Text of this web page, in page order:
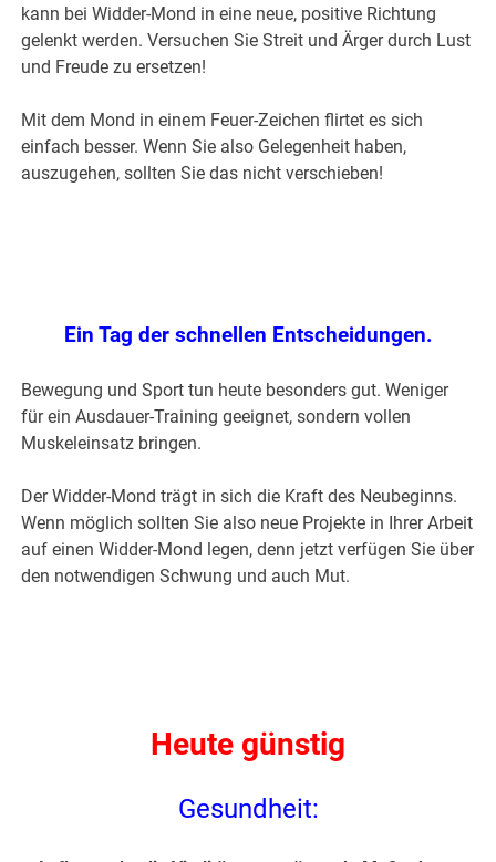
kann bei Widder-Mond in eine neue, positive Richtung
gelenkt werden. Versuchen Sie Streit und Ärger durch Lust
und Freude zu ersetzen!
Mit dem Mond in einem Feuer-Zeichen flirtet es sich
einfach besser. Wenn Sie also Gelegenheit haben,
auszugehen, sollten Sie das nicht verschieben!
Ein Tag der schnellen Entscheidungen.
Bewegung und Sport tun heute besonders gut. Weniger
für ein Ausdauer-Training geeignet, sondern vollen
Muskeleinsatz bringen.
Der Widder-Mond trägt in sich die Kraft des Neubeginns.
Wenn möglich sollten Sie also neue Projekte in Ihrer Arbeit
auf einen Widder-Mond legen, denn jetzt verfügen Sie über
den notwendigen Schwung und auch Mut.
Heute günstig
Gesundheit: